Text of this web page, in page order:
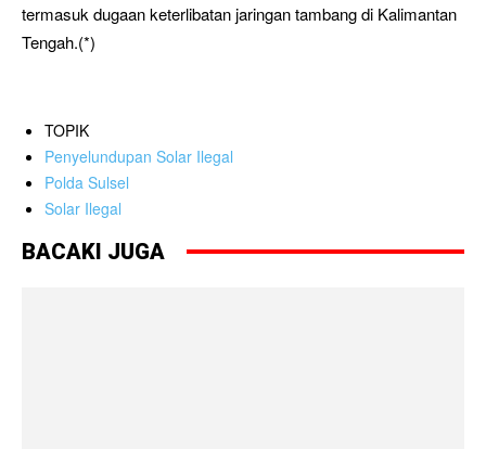
termasuk dugaan keterlibatan jaringan tambang di Kalimantan
Tengah.(*)
TOPIK
Penyelundupan Solar Ilegal
Polda Sulsel
Solar Ilegal
BACAKI JUGA